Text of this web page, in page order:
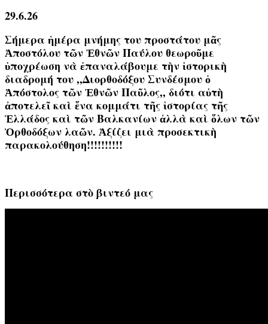
29.6.26
Σήμερα ἡμέρα μνήμης του προστάτου μᾶς
Ἀποστόλου τῶν Ἐθνῶν Παύλου θεωροῦμε
ὑποχρέωση νὰ ἐπαναλάβουμε τὴν ἱστορικὴ
διαδρομή του ,,Διορθοδόξου Συνδέσμου ὁ
Ἀπόστολος τῶν Ἐθνῶν Παῦλος,, διότι αὐτὴ
ἀποτελεῖ καὶ ἕνα κομμάτι τῆς ἱστορίας τῆς
Ἑλλάδος καὶ τῶν Βαλκανίων ἀλλὰ καὶ ὅλων τῶν
Ὀρθοδόξων λαῶν. Ἀξίζει μιὰ προσεκτικὴ
παρακολούθηση!!!!!!!!!!
Περισσότερα στὸ βιντεό μας